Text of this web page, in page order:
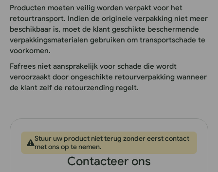
Producten moeten veilig worden verpakt voor het
retourtransport. Indien de originele verpakking niet meer
beschikbaar is, moet de klant geschikte beschermende
verpakkingsmaterialen gebruiken om transportschade te
voorkomen.
Fafrees niet aansprakelijk voor schade die wordt
veroorzaakt door ongeschikte retourverpakking wanneer
de klant zelf de retourzending regelt.
Stuur uw product niet terug zonder eerst contact
met ons op te nemen.
Contacteer ons